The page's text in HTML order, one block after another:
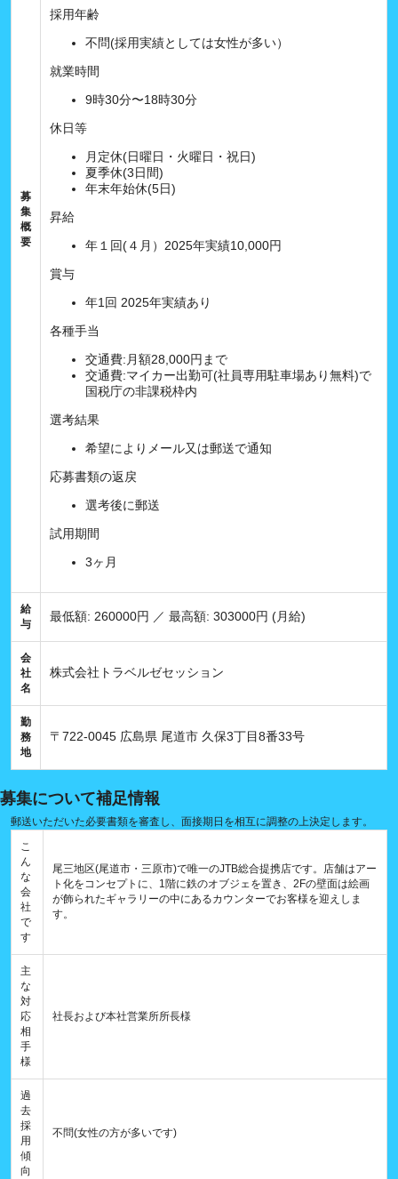
募
集
概
要
採用年齢
不問(採用実績としては女性が多い）
就業時間
9時30分〜18時30分
休日等
月定休(日曜日・火曜日・祝日)
夏季休(3日間)
年末年始休(5日)
昇給
年１回(４月）2025年実績10,000円
賞与
年1回 2025年実績あり
各種手当
交通費:月額28,000円まで
交通費:マイカー出勤可(社員専用駐車場あり無料)で
国税庁の非課税枠内
選考結果
希望によりメール又は郵送で通知
応募書類の返戻
選考後に郵送
試用期間
3ヶ月
給
与
最低額: 260000円 ／ 最高額: 303000円 (月給)
会
社
名
株式会社トラベルゼセッション
勤
務
地
〒722-0045 広島県 尾道市 久保3丁目8番33号
募集について補足情報
郵送いただいた必要書類を審査し、面接期日を相互に調整の上決定します。
こ
ん
な
会
社
で
す
尾三地区(尾道市・三原市)で唯一のJTB総合提携店です。店舗はアー
ト化をコンセプトに、1階に鉄のオブジェを置き、2Fの壁面は絵画
が飾られたギャラリーの中にあるカウンターでお客様を迎えしま
す。
主
な
対
応
相
手
様
社長および本社営業所所長様
過
去
採
用
傾
向
不問(女性の方が多いです)